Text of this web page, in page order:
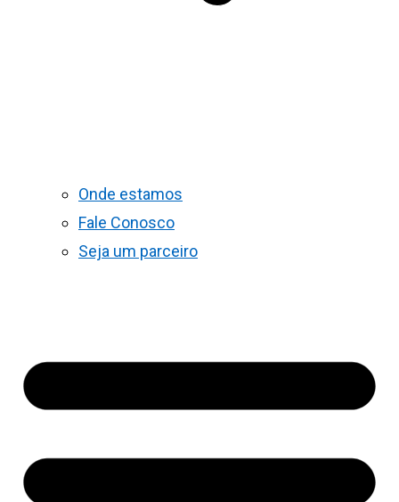
Onde estamos
Fale Conosco
Seja um parceiro